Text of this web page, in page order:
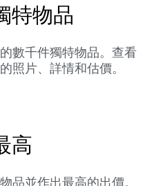
特物品
數千件獨特物品。查看
照片、詳情和估價。
高
品並作出最高的出價。